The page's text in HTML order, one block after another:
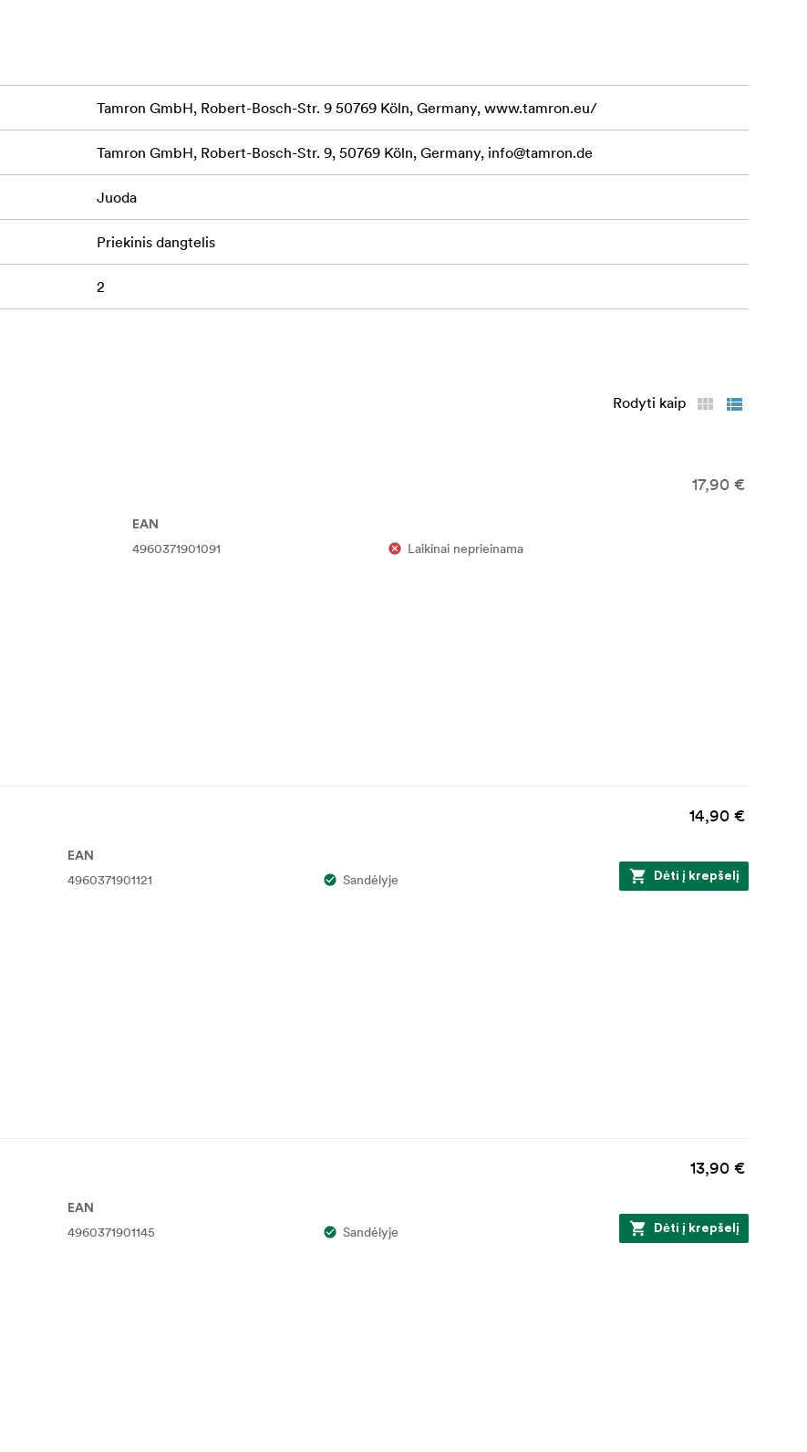
Tamron GmbH, Robert-Bosch-Str. 9 50769 Köln, Germany, www.tamron.eu/
Tamron GmbH, Robert-Bosch-Str. 9, 50769 Köln, Germany, info@tamron.de
Juoda
Priekinis dangtelis
2
Rodyti kaip
17,90 €
EAN
4960371901091 Laikinai neprieinama
14,90 €
EAN
4960371901121 Sandėlyje Dėti į krepšelį
13,90 €
EAN
4960371901145 Sandėlyje Dėti į krepšelį